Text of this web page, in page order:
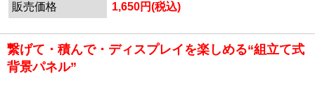
販売価格 1,650円(税込)
繋げて・積んで・ディスプレイを楽しめる“組立て式
背景パネル”